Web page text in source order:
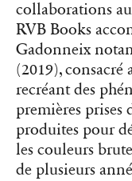
collaborations
RVB Books
Gadonneix
(2019),
recréant des
premières prises
produites pour
les couleurs
de plusieurs